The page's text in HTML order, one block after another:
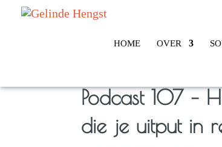
HOME OVER
Podcast 107 –
die je uitput in